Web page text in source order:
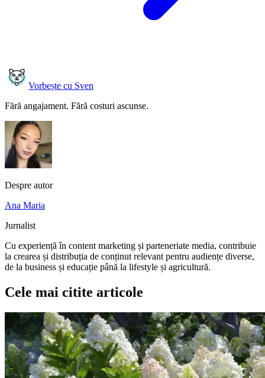
Vorbește cu Sven
Fără angajament. Fără costuri ascunse.
Despre autor
Ana Maria
Jurnalist
Cu experiență în content marketing și parteneriate media, contribuie
la crearea și distribuția de conținut relevant pentru audiențe diverse,
de la business și educație până la lifestyle și agricultură.
Cele mai citite articole